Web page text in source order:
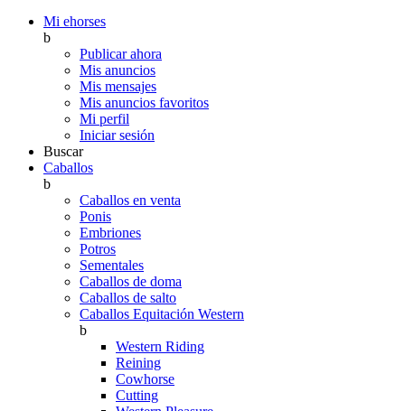
Mi ehorses
b
Publicar ahora
Mis anuncios
Mis mensajes
Mis anuncios favoritos
Mi perfil
Iniciar sesión
Buscar
Caballos
b
Caballos en venta
Ponis
Embriones
Potros
Sementales
Caballos de doma
Caballos de salto
Caballos Equitación Western
b
Western Riding
Reining
Cowhorse
Cutting